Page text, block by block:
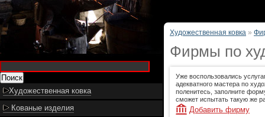
Художественная ковка
Кованые изделия
Художественная ковка »
Фирмы по
Уже воспользовались
адекватного мастера по
поленитесь, заполните
сможет испытать такую же
Добавить фирму